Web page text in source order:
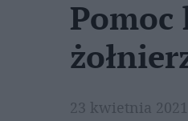
23 kwietnia